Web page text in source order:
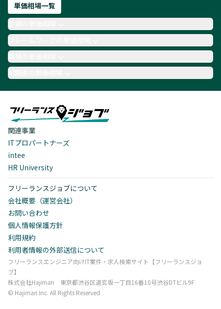
単価相場一覧
職種の単価相場
AI関連の単価相場
関連事業
ITプロパートナーズ
intee
HR University
フリーランスジョブについて
会社概要（運営会社）
お問い合わせ
個人情報保護方針
利用規約
利用者情報の外部送信について
フリーランスエンジニア向けIT案件・求人検索サイト【フリーランスジョ
ブ】
株式会社Hajimari 東京都渋谷区道玄坂一丁目16番10号渋谷DTビル9F
©︎ Hajimari Inc. All Rights Reserved